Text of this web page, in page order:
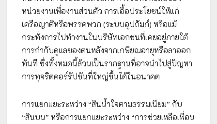
หน่วยงานเพื่องานส่วนตัว การเอื้อประโยชน์ให้แก่
เครือญาติหรือพรรคพวก (ระบบอุปถัมภ์) หรือแม้
กระทั่งการไปทำงานในบริษัทเอกชนที่เคยอยู่ภายใต้
การกำกับดูแลของตนหลังจากเกษียณอายุหรือลาออก
ทันที ซึ่งทั้งหมดนี้ล้วนเป็นรากฐานที่อาจนำไปสู่ปัญหา
การทุจริตคอร์รัปชันที่ใหญ่ขึ้นได้ในอนาคต
การแยกแยะระหว่าง “สินน้ำใจตามธรรมเนียม” กับ
“สินบน” หรือการแยกแยะระหว่าง “การช่วยเหลือเพื่อน